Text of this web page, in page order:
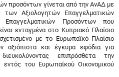
προσόντων γίνεται από την ΑνΑΔ με
των Αξιολογητών Επαγγελματικών
Επαγγελματικών Προσόντων που
ενταγμένα στο Κυπριακό Πλαίσιο
με το Ευρωπαϊκό Πλαίσιο
αξιόπιστα και έγκυρα εφόδια για
επιπρόσθετα την
του Ευρωπαϊκού Οικονομικού